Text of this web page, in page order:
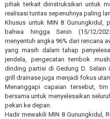
pihak terkait diinstruksikan untuk
realisasi tuntas sepenuhnya paling
Khusus untuk MIN 8 Gunungkidul,
bahwa hingga Senin (15/12/
menyentuh angka 96% dari rencana
yang masih dalam tahap
jendela, pengecatan tembok
dinding partisi di Gedung D. Selain
grill drainase juga menjadi fokus
Menanggapi capaian tersebut,
bersama untuk menyelesaikan
pekan ke depan.
Hadir mewakili MIN 8 Gunungkidul,